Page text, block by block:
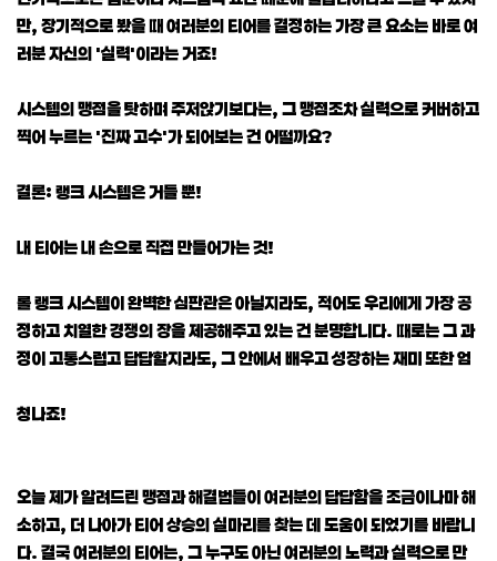
만, 장기적으로 봤을 때 여러분의 티어를 결정하는 가장 큰 요소는 바로 여
러분 자신의 '실력'이라는 거죠!
시스템의 맹점을 탓하며 주저앉기보다는, 그 맹점조차 실력으로 커버하고
찍어 누르는 '진짜 고수'가 되어보는 건 어떨까요?
결론: 랭크 시스템은 거들 뿐!
내 티어는 내 손으로 직접 만들어가는 것!
롤 랭크 시스템이 완벽한 심판관은 아닐지라도, 적어도 우리에게 가장 공
정하고 치열한 경쟁의 장을 제공해주고 있는 건 분명합니다. 때로는 그 과
정이 고통스럽고 답답할지라도, 그 안에서 배우고 성장하는 재미 또한 엄
청나죠!
오늘 제가 알려드린 맹점과 해결법들이 여러분의 답답함을 조금이나마 해
소하고, 더 나아가 티어 상승의 실마리를 찾는 데 도움이 되었기를 바랍니
다. 결국 여러분의 티어는, 그 누구도 아닌 여러분의 노력과 실력으로 만